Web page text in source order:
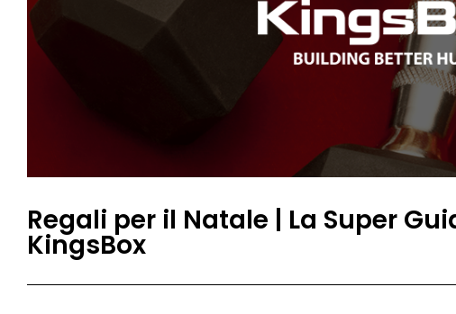
Regali per il Natale | La Super
KingsBox